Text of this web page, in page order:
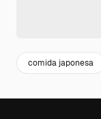
comida japonesa